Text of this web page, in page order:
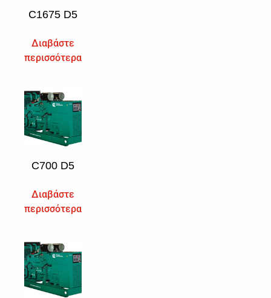
C1675 D5
Διαβάστε
περισσότερα
C700 D5
Διαβάστε
περισσότερα